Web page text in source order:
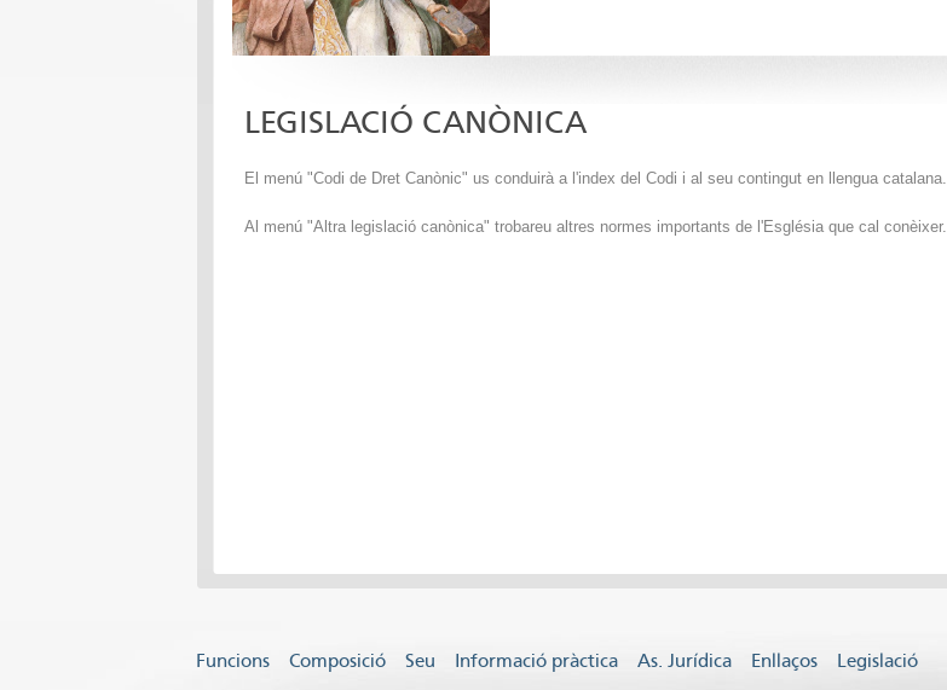
LEGISLACIÓ CANÒNICA
El menú "Codi de Dret Canònic" us conduirà a l'index del Codi i al seu contingut en llengua catalana.
Al menú "Altra legislació canònica" trobareu altres normes importants de l'Església que cal conèixer.
Funcions Composició Seu Informació pràctica As. Jurídica Enllaços Legislació